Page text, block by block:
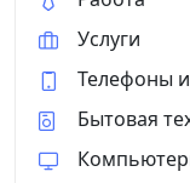
Услуги
Телефоны
Бытовая